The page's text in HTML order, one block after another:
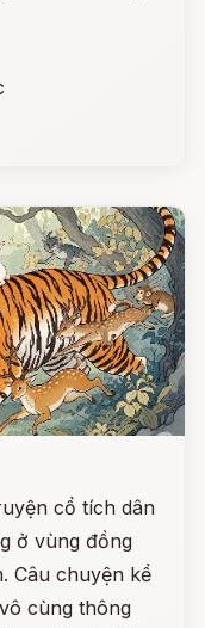
cổ tích dân
ở vùng đồng
Câu chuyện kể
cùng thông